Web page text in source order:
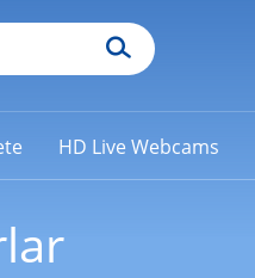
HD Live Webcams